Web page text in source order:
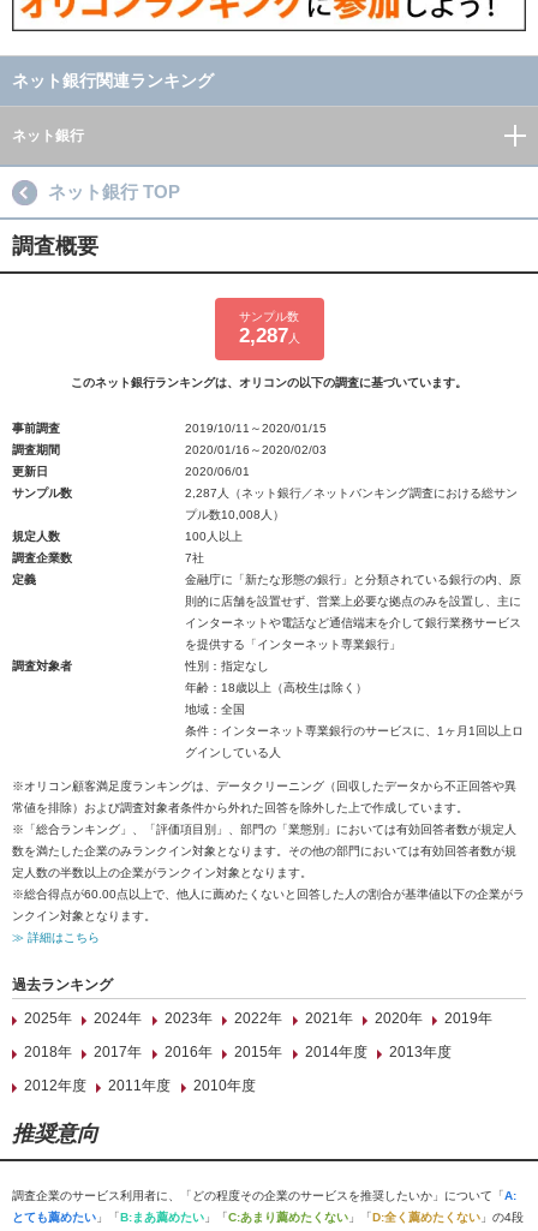
ネット銀行関連ランキング
ネット銀行
ネット銀行 TOP
調査概要
サンプル数
2,287 人
このネット銀行ランキングは、オリコンの以下の調査に基づいています。
事前調査
2019/10/11～2020/01/15
調査期間
2020/01/16～2020/02/03
更新日
2020/06/01
サンプル数
2,287人（ネット銀行／ネットバンキング調査における総サン
プル数10,008人）
規定人数
100人以上
調査企業数
7社
定義
金融庁に「新たな形態の銀行」と分類されている銀行の内、原
則的に店舗を設置せず、営業上必要な拠点のみを設置し、主に
インターネットや電話など通信端末を介して銀行業務サービス
を提供する「インターネット専業銀行」
調査対象者
性別：指定なし
年齢：18歳以上（高校生は除く）
地域：全国
条件：インターネット専業銀行のサービスに、1ヶ月1回以上ロ
グインしている人
※オリコン顧客満足度ランキングは、データクリーニング（回収したデータから不正回答や異
常値を排除）および調査対象者条件から外れた回答を除外した上で作成しています。
※「総合ランキング」、「評価項目別」、部門の「業態別」においては有効回答者数が規定人
数を満たした企業のみランクイン対象となります。その他の部門においては有効回答者数が規
定人数の半数以上の企業がランクイン対象となります。
※総合得点が60.00点以上で、他人に薦めたくないと回答した人の割合が基準値以下の企業がラ
ンクイン対象となります。
≫ 詳細はこちら
過去ランキング
2025年
2024年 2023年 2022年 2021年 2020年
2019年
2018年
2017年 2016年 2015年 2014年度
2013年度
2012年度
2011年度 2010年度
推奨意向
調査企業のサービス利用者に、「どの程度その企業のサービスを推奨したいか」について「A:
とても薦めたい 」「B:まあ薦めたい 」「C:あまり薦めたくない 」「D:全く薦めたくない 」の4段